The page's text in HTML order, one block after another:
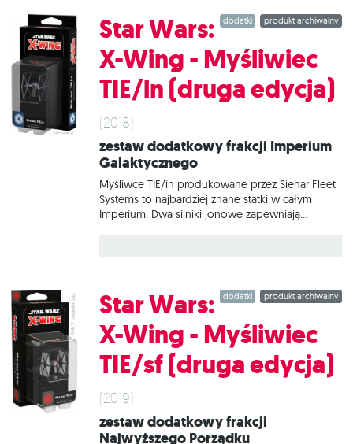
najdalszych zakątkach galaktyki. W tym zestawie
znajduje się wszystko, co niezbędne, aby dodać
produkt archiwalny
dodatki
Star Wars:
X-Wing - Myśliwiec
TIE/ln (druga edycja)
(2018)
Zestaw dodatkowy frakcji Imperium
Galaktycznego
Myśliwce TIE/in produkowane przez Sienar Fleet
Systems to najbardziej znane statki w całym
Imperium. Dwa silniki jonowe zapewniają
liczebną, aby pokonać wrogów. Zestaw Star
Wars: X-Wing - Myśliwiec TIE/ln (druga edycja)
gry 1 myśliwiec TIE/ln.
produkt archiwalny
dodatki
Star Wars:
X-Wing - Myśliwiec
TIE/sf (druga edycja)
(2019)
Zestaw dodatkowy frakcji
Najwyższego Porządku